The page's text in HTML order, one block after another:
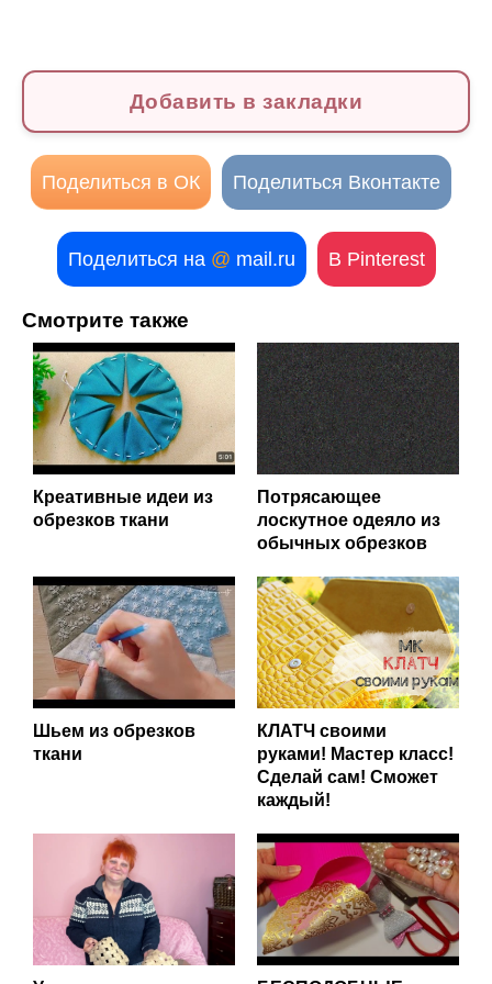
Добавить в закладки
Поделиться в ОК Поделиться Вконтакте
Поделиться на @ mail.ru В Pinterest
Смотрите также
Креативные идеи из
обрезков ткани
Потрясающее
лоскутное одеяло из
обычных обрезков
Шьем из обрезков
ткани
КЛАТЧ своими
руками! Мастер класс!
Сделай сам! Сможет
каждый!